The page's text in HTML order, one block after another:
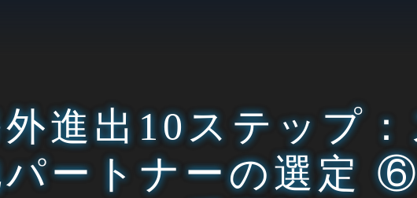
進出10ステップ
ートナーの選定